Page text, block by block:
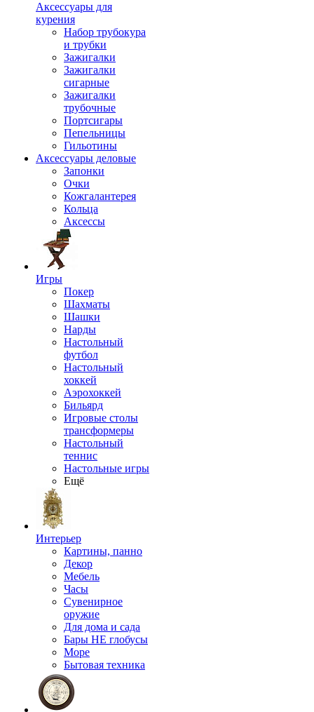
Аксессуары для
курения
Набор трубокура
и трубки
Зажигалки
Зажигалки
сигарные
Зажигалки
трубочные
Портсигары
Пепельницы
Гильотины
Аксессуары деловые
Запонки
Очки
Кожгалантерея
Кольца
Аксессы
Игры
Покер
Шахматы
Шашки
Нарды
Настольный
футбол
Настольный
хоккей
Аэрохоккей
Бильярд
Игровые столы
трансформеры
Настольный
теннис
Настольные игры
Ещё
Интерьер
Картины, панно
Декор
Мебель
Часы
Сувенирное
оружие
Для дома и сада
Бары НЕ глобусы
Море
Бытовая техника